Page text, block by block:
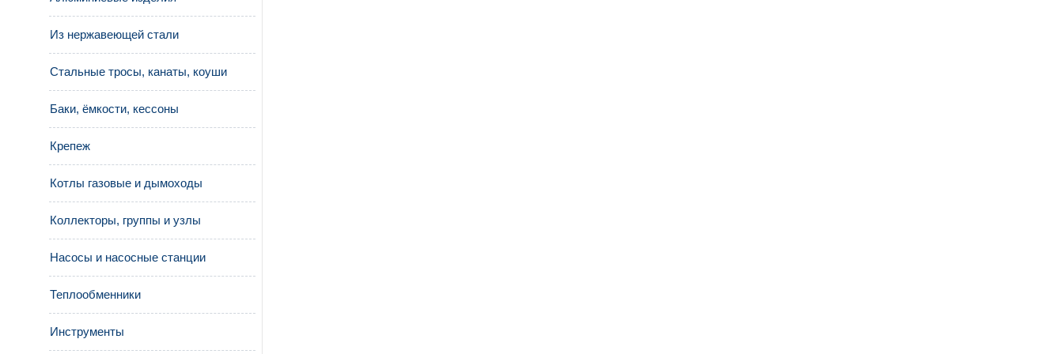
Из нержавеющей стали
Стальные тросы, канаты, коуши
Баки, ёмкости, кессоны
Крепеж
Котлы газовые и дымоходы
Коллекторы, группы и узлы
Насосы и насосные станции
Теплообменники
Инструменты